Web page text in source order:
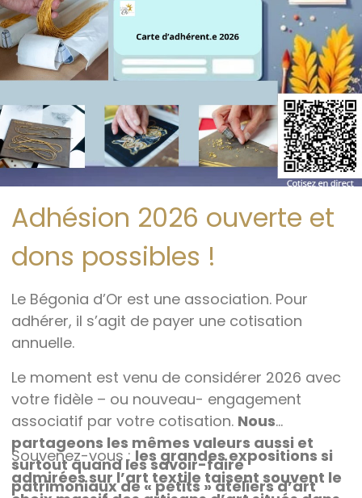
Adhésion 2026 ouverte et
dons possibles !
Le Bégonia d’Or est une association. Pour
adhérer, il s’agit de payer une cotisation
annuelle.
Le moment est venu de considérer 2026 avec
votre fidèle – ou nouveau- engagement
associatif par votre cotisation. Nous
partageons les mêmes valeurs aussi et
surtout quand les savoir-faire
patrimoniaux de « petits » ateliers d’art
Souvenez-vous : les grandes expositions si
admirées sur l’art textile taisent souvent le